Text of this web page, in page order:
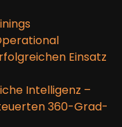
Einsatz
Intelligenz –
360-Grad-